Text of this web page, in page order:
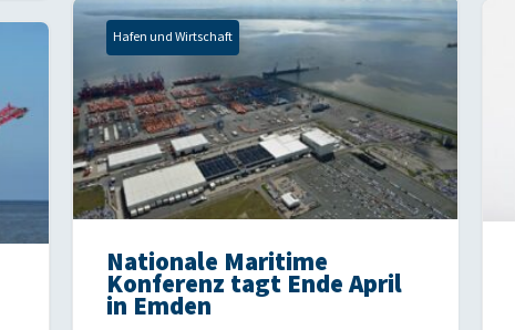
Hafen und Wirtschaft
Nationale Maritime
Konferenz tagt Ende April
in Emden